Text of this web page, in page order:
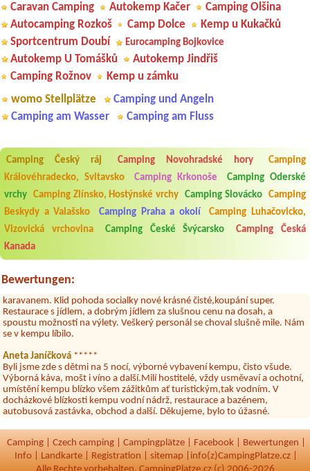
Caravan Camping
Autokemp Kačer
Camping Olšina
Autocamping Rozkoš
Camp Dolce
Kemp u Kukačků
Sportcentrum Doubí
Eurocamping Bojkovice
Autokemp U Tomášků
Autokemp Jindřiš
Camping Rožnov
Kemp u zámku
womo Stellplätze
Camping und Angeln
Camping am Wasser
Camping am Fluss
Camping Český ráj Camping Novohradské hory
Camping
Královéhradecko, Svitavsko
Camping Krkonoše
Camping Oderské
vrchy
Camping Zlínsko, Hostýnské vrchy Camping Slovácko
Camping
Beskydy a Valašsko
Camping Praha a okolí
Camping Luhačovicko,
Vizovická vrchovina
Camping České Švýcarsko
Camping Česká
Kanada
Bewertungen:
Aneta Melicharová ***
Byli jsme zde v týdnu od 25.7. do 1.8. 2026. Kemp jako takový je pěkný.
V umývárně i na WC bylo vždy čisto, doplněný papír i utěrky, což při
množství návštěvníků není samozřejmost. V kempu je obchod a
restaurace, kebab a další občerstvení. Co nás ale velice zklamalo byl
celodenní hluk z repráků u stanů a absolutní bezohlednost ostatních
ubytovaných. Přes den jsem si připadala jak na pouti- z každého koutu
hrála jiná hudba.Kemp pěkný, ale takový rámus jsme ještě nezažili...
Jana
*****
Chtěli jsme být týden,byli jsme dva. Na začátku prázdnin. Přijeli jsme
karavanem. Klid pohoda socialky nové krásné čisté,koupání super.
Restaurace s jídlem, a dobrým jídlem za slušnou cenu na dosah, a
spoustu možností na výlety. Veškerý personál se choval slušně mile. Nám
se v kempu líbilo.
Aneta Janíčková *****
Byli jsme zde s dětmi na 5 nocí, výborné vybavení kempu, čisto všude.
Výborná káva, mošt i víno a další.Milí hostitelé, vždy usměvaví a ochotní,
umístění kempu blízko všem zážitkům ať turistickým,tak vodním. V
docházkové blízkosti kempu vodní nádrž, restaurace a bazénem,
autobusová zastávka, obchod a další. Děkujeme, bylo to úžasné.
Kateřina+ Květoslav+ Jana+ Zdeněk*****
Byli jsme zde už podruhé, minulý rok 3 dny a letos celý týden. Krásný,
klidný kemp. Čisté, nově vybavené chatky, milý a ochotní majitelé, dobré
víno, možnost grilování nebo jen opečení špekačků😄. Velké množství
Camping Czech camping Campingplätze Facebook Bewertungen
Info
Landkarte Registration sitemap
info(z)CampingPlatze.cz |